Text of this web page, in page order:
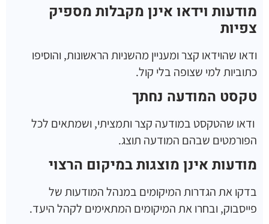
מודעות וידאו אינן מקבלות מספיק
צפיות
ודאו שהוידאו קצר ומעניין מהשניות הראשונות, והוסיפו
כתוביות למי שצופה בלי קול.
טקסט המודעה נחתך
ודאו שהטקסט במודעה קצר ותמציתי, ושמתאים לכל
הפורמטים שבהם המודעה תוצג.
מודעות אינן מוצגות במיקום הרצוי
בדקו את הגדרות המיקומים במנהל המודעות של
פייסבוק, ובחרו את המיקומים המתאימים לקהל היעד.